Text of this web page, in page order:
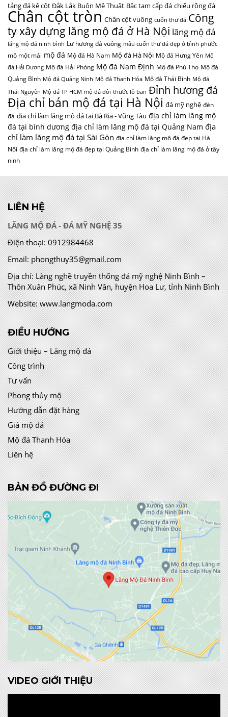
tảng đá kê cột Đắk Lắk Buôn Mê Thuật Bậc tam cấp đá chiếu rồng đá
Chân cột tròn Chân cột vuông cuốn thư đá Công
ty xây dựng lăng mộ đá ở Hà Nội lăng mộ đá
lăng mộ đá ninh bình Lư hương đá vuông mẫu cuốn thư đá đẹp ở bình phước
mộ một mái mộ đá Mộ đá Hà Nam Mộ đá Hà Nội Mộ đá Hưng Yên Mộ
đá Hải Dương Mộ đá Hải Phòng Mộ đá Nam Định Mộ đá Phú Thọ Mộ đá
Quảng Bình Mộ đá Quảng Ninh Mộ đá Thanh Hóa Mộ đá Thái Bình Mộ đá
Thái Nguyên Mộ đá TP HCM mộ đá đôi thước lỗ ban Đỉnh hương đá
Địa chỉ bán mộ đá tại Hà Nội đá mỹ nghệ đèn
đá địa chỉ làm lăng mộ đá tại Bà Rịa - Vũng Tàu địa chỉ làm lăng mộ
đá tại bình dương địa chỉ làm lăng mộ đá tại Quảng Nam địa
chỉ làm lăng mộ đá tại Sài Gòn địa chỉ làm lăng mộ đá đẹp tại Hà
Nội địa chỉ làm lăng mộ đá đẹp tại Quảng Bình địa chỉ làm lăng mộ đá ở tây
ninh
LIÊN HỆ
LĂNG MỘ ĐÁ - ĐÁ MỸ NGHỆ 35
Điện thoại: 0912984468
Email: phongthuy35@gmail.com
Địa chỉ:Làng nghề truyền thống đá mỹ nghệ Ninh Bình –
Thôn Xuân Phúc, xã Ninh Vân, huyện Hoa Lư, tỉnh Ninh Bình
Website: www.langmoda.com
ĐIỀU HƯỚNG
Giới thiệu – Lăng mộ đá
Công trình
Tư vấn
Phong thủy mộ
Hướng dẫn đặt hàng
Giá mộ đá
Mộ đá Thanh Hóa
Liên hệ
BẢN ĐỒ ĐƯỜNG ĐI
VIDEO GIỚI THIỆU